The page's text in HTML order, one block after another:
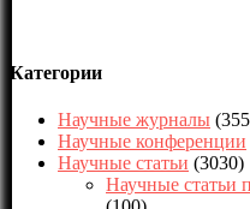
Категории
Научные журналы
Научные конференции
Научные статьи (3030)
Научные статьи